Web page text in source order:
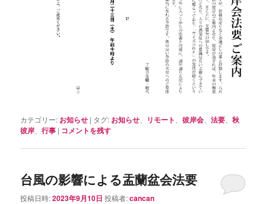
カテゴリー: お知らせ | タグ: お知らせ リモート 、彼岸会 、法要 、秋
彼岸 、行事 | コメントを残す
台風の影響による盂蘭盆会法要
投稿日時:2023年9月10日 投稿者:cancan